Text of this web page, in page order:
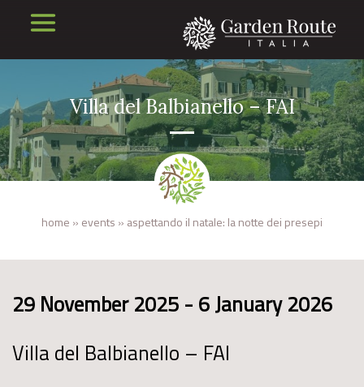
Villa del Balbianello – FAI
home » events » aspettando il natale: la notte dei presepi
29 November 2025 - 6 January 2026
Villa del Balbianello – FAI